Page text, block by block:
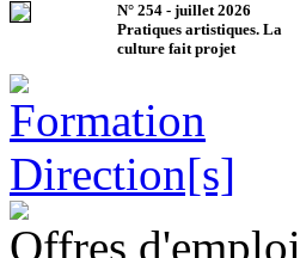
N° 254 - juillet 2026
Pratiques artistiques. La
culture fait projet
Offres d'emploi